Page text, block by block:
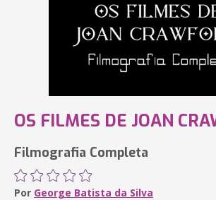
OS FILMES DE JOAN
Filmografia Completa
Por George Batista da Silva